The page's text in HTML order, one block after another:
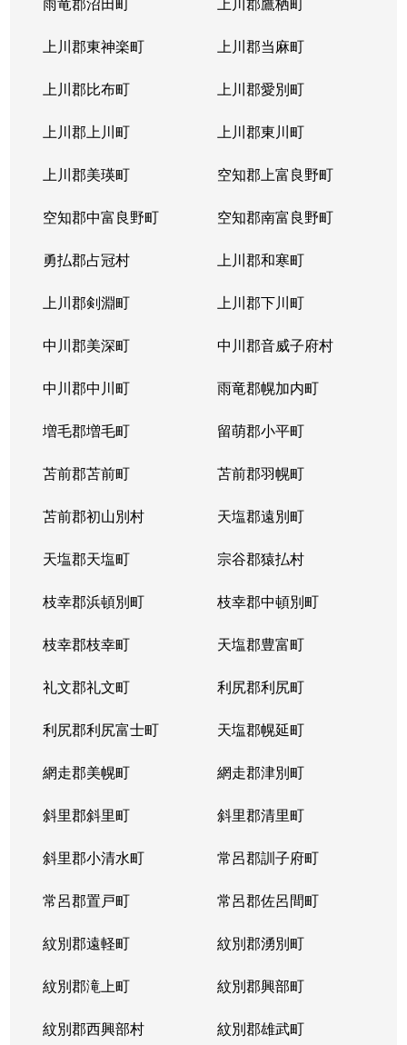
上川郡東神楽町 上川郡当麻町
上川郡比布町 上川郡愛別町
上川郡上川町 上川郡東川町
上川郡美瑛町 空知郡上富良野町
空知郡中富良野町 空知郡南富良野町
勇払郡占冠村 上川郡和寒町
上川郡剣淵町 上川郡下川町
中川郡美深町 中川郡音威子府村
中川郡中川町 雨竜郡幌加内町
増毛郡増毛町 留萌郡小平町
苫前郡苫前町 苫前郡羽幌町
苫前郡初山別村 天塩郡遠別町
天塩郡天塩町 宗谷郡猿払村
枝幸郡浜頓別町 枝幸郡中頓別町
枝幸郡枝幸町 天塩郡豊富町
礼文郡礼文町 利尻郡利尻町
利尻郡利尻富士町 天塩郡幌延町
網走郡美幌町 網走郡津別町
斜里郡斜里町 斜里郡清里町
斜里郡小清水町 常呂郡訓子府町
常呂郡置戸町 常呂郡佐呂間町
紋別郡遠軽町 紋別郡湧別町
紋別郡滝上町 紋別郡興部町
紋別郡西興部村 紋別郡雄武町